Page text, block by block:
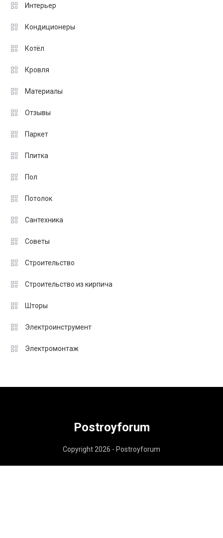
Интерьер
Кондиционеры
Котёл
Кровля
Материалы
Отзывы
Паркет
Плитка
Пол
Потолок
Сантехника
Советы
Строительство
Строительство из кирпича
Шторы
Электроинструмент
Электромонтаж
Postroyforum
Copyright 2026 - Postroyforum